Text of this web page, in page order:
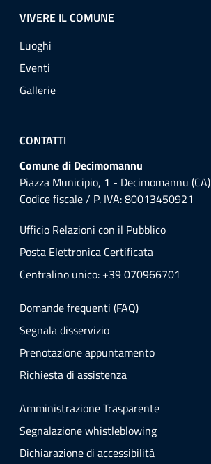
VIVERE IL COMUNE
Luoghi
Eventi
Gallerie
CONTATTI
Comune di Decimomannu
Piazza Municipio, 1 - Decimomannu (CA)
Codice fiscale / P. IVA: 80013450921
Ufficio Relazioni con il Pubblico
Posta Elettronica Certificata
Centralino unico: +39 070966701
Domande frequenti (FAQ)
Segnala disservizio
Prenotazione appuntamento
Richiesta di assistenza
Amministrazione Trasparente
Segnalazione whistleblowing
Dichiarazione di accessibilità